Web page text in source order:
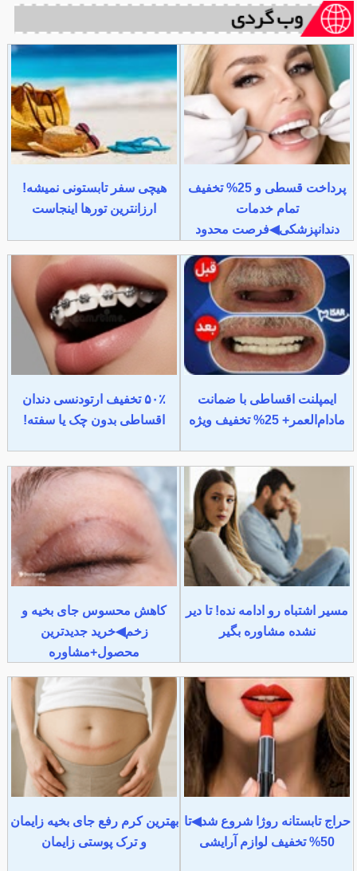
پرداخت قسطی و 25% تخفیف
تمام خدمات
دندانپزشکی◀فرصت محدود
هیچی سفر تابستونی نمیشه!
ارزانترین تورها اینجاست
ایمپلنت اقساطی با ضمانت
مادام‌العمر+ 25% تخفیف ویژه
۵۰٪ تخفیف ارتودنسی دندان
اقساطی بدون چک یا سفته!
مسیر اشتباه رو ادامه نده! تا دیر
نشده مشاوره بگیر
کاهش محسوس جای بخیه و
زخم◀خرید جدیدترین
محصول+مشاوره
حراج تابستانه روژا شروع شد◀تا
50% تخفیف لوازم آرایشی
بهترین کرم رفع جای بخیه زایمان
و ترک پوستی زایمان